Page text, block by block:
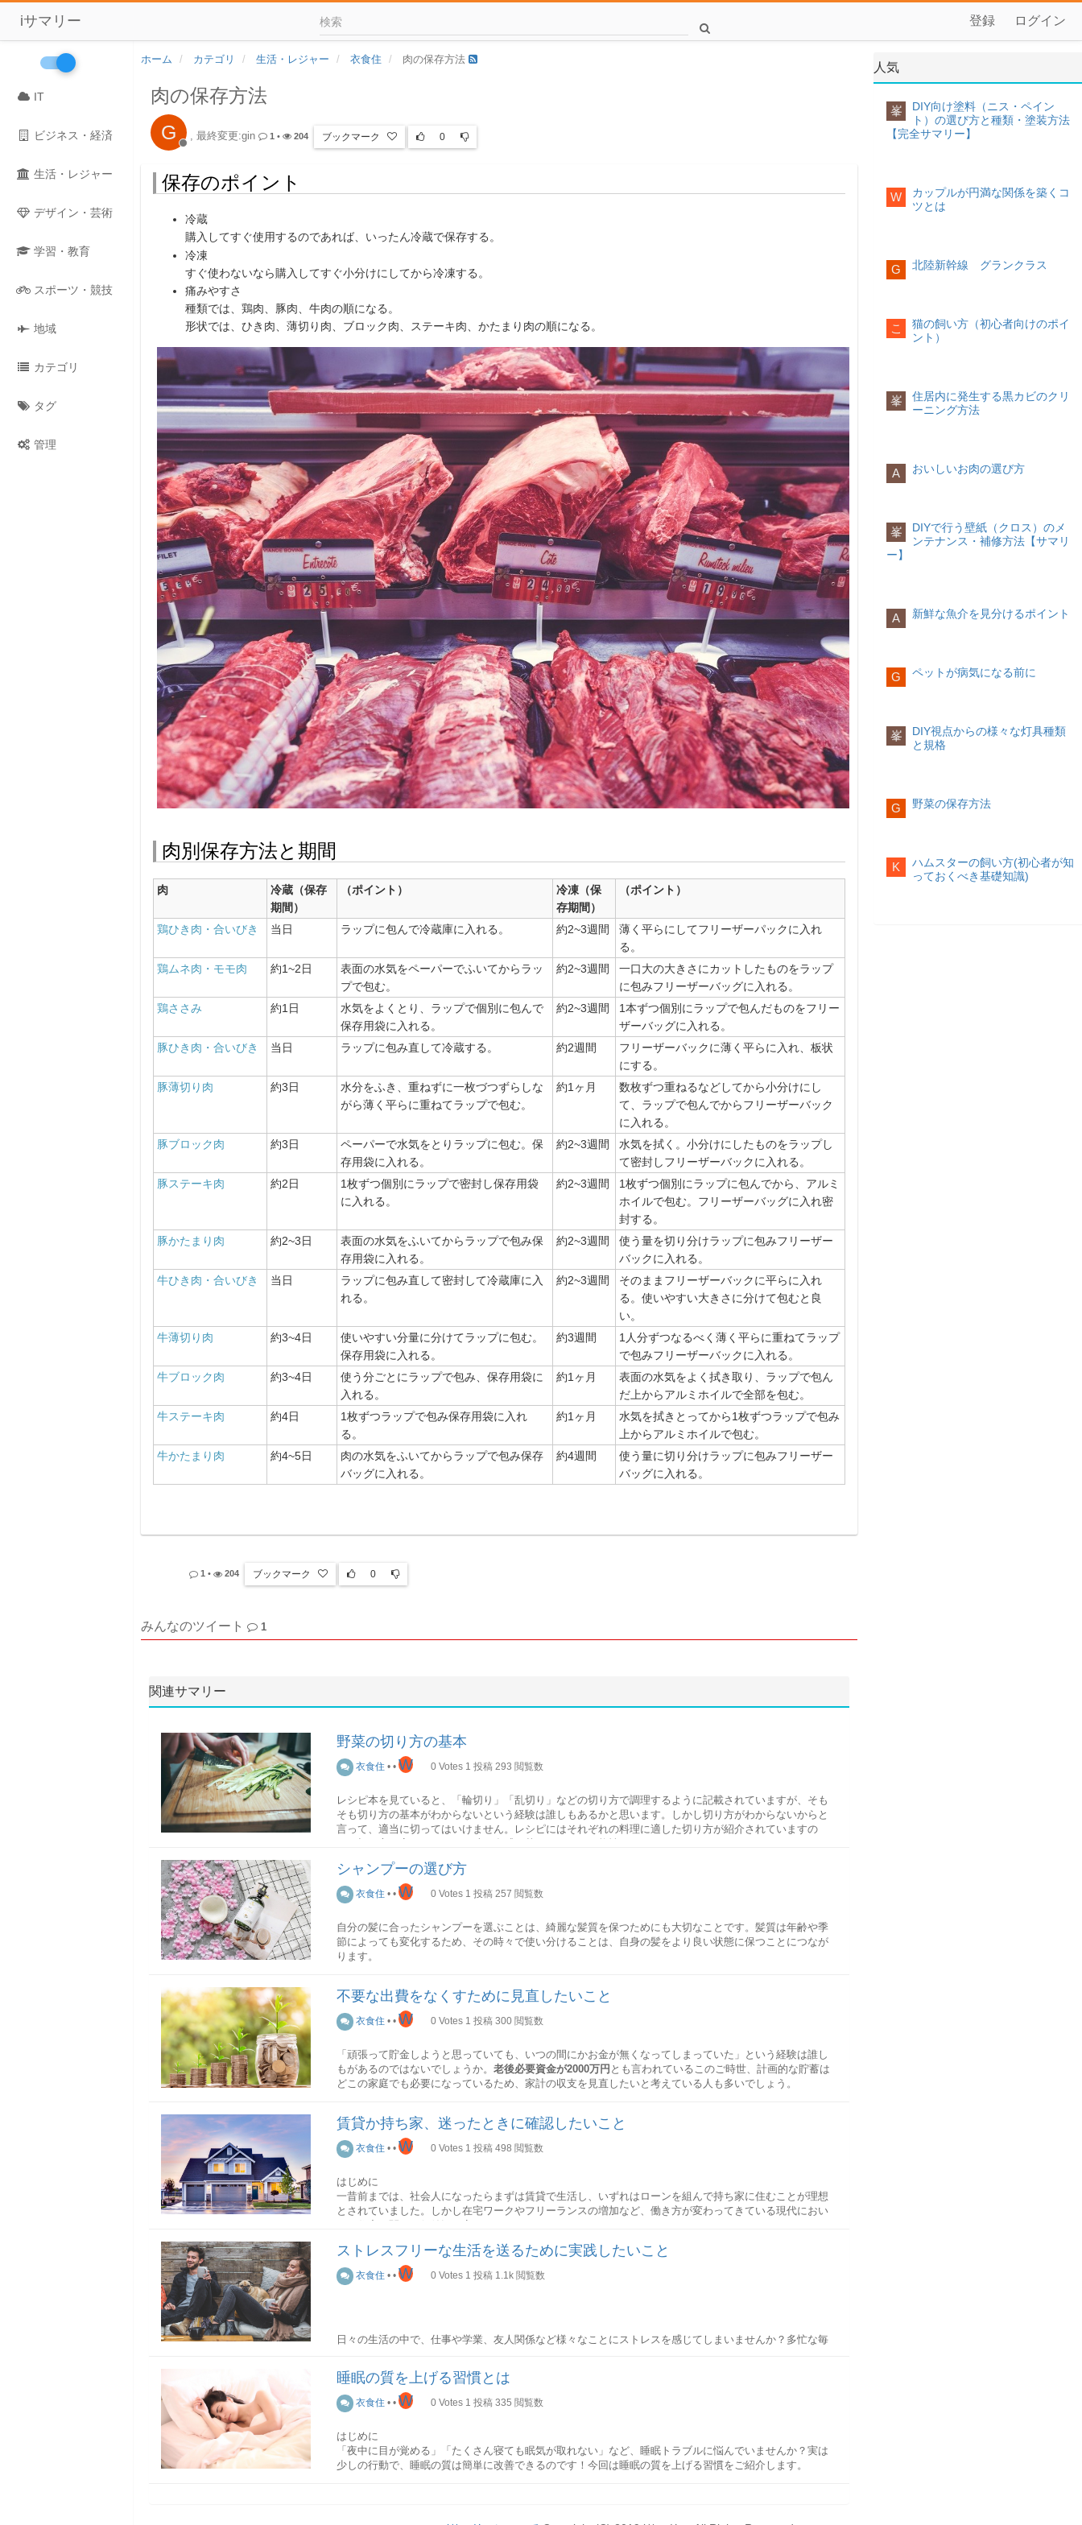
iサマリー 登録 ログイン
IT
ビジネス・経済
生活・レジャー
デザイン・芸術
学習・教育
スポーツ・競技
地域
カテゴリ
タグ
管理
ホーム カテゴリ 生活・レジャー 衣食住 肉の保存方法
肉の保存方法
G , 最終変更:gin 1 • 204 ブックマーク 0
保存のポイント
冷蔵
購入してすぐ使用するのであれば、いったん冷蔵で保存する。
冷凍
すぐ使わないなら購入してすぐ小分けにしてから冷凍する。
痛みやすさ
種類では、鶏肉、豚肉、牛肉の順になる。
形状では、ひき肉、薄切り肉、ブロック肉、ステーキ肉、かたまり肉の順になる。
肉別保存方法と期間
肉
冷蔵（保存
期間）
（ポイント）
冷凍（保
存期間）
（ポイント）
鶏ひき肉・合いびき 当日 ラップに包んで冷蔵庫に入れる。 約2~3週間
薄く平らにしてフリーザーパックに入れ
る。
鶏ムネ肉・モモ肉
約1~2日
表面の水気をペーパーでふいてからラッ
プで包む。
約2~3週間
一口大の大きさにカットしたものをラップ
に包みフリーザーバッグに入れる。
鶏ささみ
約1日
水気をよくとり、ラップで個別に包んで
保存用袋に入れる。
約2~3週間
1本ずつ個別にラップで包んだものをフリー
ザーバッグに入れる。
豚ひき肉・合いびき
当日 ラップに包み直して冷蔵する。 約2週間
フリーザーバックに薄く平らに入れ、板状
にする。
豚薄切り肉
約3日
水分をふき、重ねずに一枚づつずらしな
がら薄く平らに重ねてラップで包む。
約1ヶ月
数枚ずつ重ねるなどしてから小分けにし
て、ラップで包んでからフリーザーバック
に入れる。
豚ブロック肉
約3日
ペーパーで水気をとりラップに包む。保
存用袋に入れる。
約2~3週間
水気を拭く。小分けにしたものをラップし
て密封しフリーザーバックに入れる。
豚ステーキ肉
約2日
1枚ずつ個別にラップで密封し保存用袋
に入れる。
約2~3週間
1枚ずつ個別にラップに包んでから、アルミ
ホイルで包む。フリーザーバッグに入れ密
封する。
豚かたまり肉
約2~3日
表面の水気をふいてからラップで包み保
存用袋に入れる。
約2~3週間
使う量を切り分けラップに包みフリーザー
バックに入れる。
牛ひき肉・合いびき
当日
ラップに包み直して密封して冷蔵庫に入
れる。
約2~3週間
そのままフリーザーバックに平らに入れ
る。使いやすい大きさに分けて包むと良
い。
牛薄切り肉
約3~4日
使いやすい分量に分けてラップに包む。
保存用袋に入れる。
約3週間
1人分ずつなるべく薄く平らに重ねてラップ
で包みフリーザーバックに入れる。
牛ブロック肉
約3~4日
使う分ごとにラップで包み、保存用袋に
入れる。
約1ヶ月
表面の水気をよく拭き取り、ラップで包ん
だ上からアルミホイルで全部を包む。
牛ステーキ肉
約4日
1枚ずつラップで包み保存用袋に入れ
る。
約1ヶ月
水気を拭きとってから1枚ずつラップで包み
上からアルミホイルで包む。
牛かたまり肉
約4~5日
肉の水気をふいてからラップで包み保存
バッグに入れる。
約4週間
使う量に切り分けラップに包みフリーザー
バッグに入れる。
1 • 204 ブックマーク 0
みんなのツイート 1
関連サマリー
野菜の切り方の基本
衣食住 ••W 0 Votes 1 投稿 293 閲覧数
レシピ本を見ていると、「輪切り」「乱切り」などの切り方で調理するように記載されていますが、そも
そも切り方の基本がわからないという経験は誰しもあるかと思います。しかし切り方がわからないからと
言って、適当に切ってはいけません。レシピにはそれぞれの料理に適した切り方が紹介されていますの
野菜の切り方のコツ柔らかい野菜
柔らかい野菜を切るときは、包丁を手前に引くようにして切るのが基本です。手前に引くことで力を入れ
ずに切ることができ、野菜の繊維を壊さずに済みます。
硬い野菜
硬い野菜を切るときは、包丁を下に押すようにして切るのが基本です。力を入れることで、繊維を断ち切
りやすくします。
切り方の基本10選
基本的な切り方を覚えておけば、応用もしやすくなります。ここでは野菜の切り方の基本を10種類紹介し
ます。
輪切り
野菜の角を削いで丸くしておく（面取り）と、煮崩れ防止にもつながります。
半月切り
円柱状の野菜を縦半分に切る端から半月状に切る
切り幅は料理に合わせて変えましょう。サラダなど生で食べるときは薄切り、煮物や炒め物として食べる
細長い棒状の野菜を端からワッカ状に切る
包丁を少し内側に傾け、できるだけ薄く切ることで、まな板から野菜が転がってしまうことを防ぐことが
乱切り
シャンプーの選び方
衣食住 ••W 0 Votes 1 投稿 257 閲覧数
自分の髪に合ったシャンプーを選ぶことは、綺麗な髪質を保つためにも大切なことです。髪質は年齢や季
節によっても変化するため、その時々で使い分けることは、自身の髪をより良い状態に保つことにつなが
ります。
シャンプーの役割
シャンプーには洗浄作用以外にも、さまざまな役割があります。
毛穴や毛髪の汚れを取り除く栄養を補給するマッサージ効果により、血流を良くするリラックス効果によ
り、ストレスを解消する
毎日欠かせないシャンプーですので、その選び方の重要性がわかります。
シャンプーの種類
アミノ酸系シャンプー
アミノ酸系洗浄成分が配合されたシャンプーです。低刺激なシャンプーのため、肌が弱い人でもある程度
分はキープした状態で仕上がります。
デメリットは他のシャンプーよりも高単価なことが多く、一般家庭用としては少し高級な点です。なお、
サロンで使用されているシャンプーの多くはアミノ酸系シャンプーです。
頭皮や髪の乾燥に悩んでいる方肌が弱い方高級アルコール系シャンプー
爽快感が感じられます。
デメリットはダメージの修復効果がない点です。そのため、髪のダメージを気にしている人には不向きで
【高級アルコール系シャンプーがおすすめの人】
不要な出費をなくすために見直したいこと
衣食住 ••W 0 Votes 1 投稿 300 閲覧数
「頑張って貯金しようと思っていても、いつの間にかお金が無くなってしまっていた」という経験は誰し
もがあるのではないでしょうか。 老後必要資金が2000万円 とも言われているこのご時世、計画的な貯蓄は
どこの家庭でも必要になっているため、家計の収支を見直したいと考えている人も多いでしょう。
そこで今回は、不要な出費をなくすために見直したいことについて紹介していきます。
光熱費
電力プランを見直す
電力の自由化により、個人個人が自由に電力会社を選ぶことができるようになりました。「ソフトバンク
でんき」「楽天でんき」など最近ではあらゆる企業が電力プランを提供しています。家庭によって毎月の
な支出を減らすことにつながります。
さらに、ガスやネットとセットで契約すると割引がある場合もあるため、できるだけ家庭で使用する光熱
実はシャワーにはかなりの水道代がかかっていることをご存じでしょうか。そのため、シャワーヘッドを
固定費
物件の見直し
コロナウイルスが蔓延して以降、テレワークが普及し、これまでのようにオフィスに行く機会が少なくな
った方も多いでしょう。そうなるとオフィスに近い立地の良い場所でなくとも、住まいを探すことはでき
賃貸か持ち家、迷ったときに確認したいこと
衣食住 ••W 0 Votes 1 投稿 498 閲覧数
はじめに
一昔前までは、社会人になったらまずは賃貸で生活し、いずれはローンを組んで持ち家に住むことが理想
とされていました。しかし在宅ワークやフリーランスの増加など、働き方が変わってきている現代におい
本記事では、賃貸か持ち家かで迷っている方に向け、検討する際に確認しておきたい項目をお伝えしてい
きます。
住まいにおいて一番に確認する条件が「立地」。しかし、働き方によって、どこの立地に住まいを設ける
持ち家に適した働き方
持ち家に適した働き方の特徴は下記の通りです。
転勤の可能性が少ない在宅ワークが主流安定した収入のある職業
持ち家の場合は引っ越しが困難であるため、転勤が少ないことはまず第一条件でしょう。そのうえで、在
宅ワークが主流な方であれば、比較的価格の安い郊外に家を構えることもできるため、住宅ローンを押さ
ストレスフリーな生活を送るために実践したいこと
衣食住 ••W 0 Votes 1 投稿 1.1k 閲覧数
日々の生活の中で、仕事や学業、友人関係など様々なことにストレスを感じてしまいませんか？多忙な毎
今ストレスを抱えている方は、もしかすると考え方や行動を少し変えるだけで、ストレスが大幅に軽減さ
れるかもしれません。今回はストレスフリーな生活を送るためにぜひ実践してほしいことをご紹介しま
す。
考え方を変えよう
睡眠の質を上げる習慣とは
衣食住 ••W 0 Votes 1 投稿 335 閲覧数
はじめに
「夜中に目が覚める」「たくさん寝ても眠気が取れない」など、睡眠トラブルに悩んでいませんか？実は
少しの行動で、睡眠の質は簡単に改善できるのです！今回は睡眠の質を上げる習慣をご紹介します。
人気
峯
DIY向け塗料（ニス・ペイン
ト）の選び方と種類・塗装方法
【完全サマリー】
W
カップルが円満な関係を築くコ
ツとは
G 北陸新幹線 グランクラス
こ
猫の飼い方（初心者向けのポイ
ント）
峯
住居内に発生する黒カビのクリ
ーニング方法
A おいしいお肉の選び方
峯
DIYで行う壁紙（クロス）のメ
ンテナンス・補修方法【サマリ
ー】
A 新鮮な魚介を見分けるポイント
G ペットが病気になる前に
峯
DIY視点からの様々な灯具種類
と規格
G 野菜の保存方法
K
​ハムスターの飼い方(初心者が知
っておくべき基礎知識)